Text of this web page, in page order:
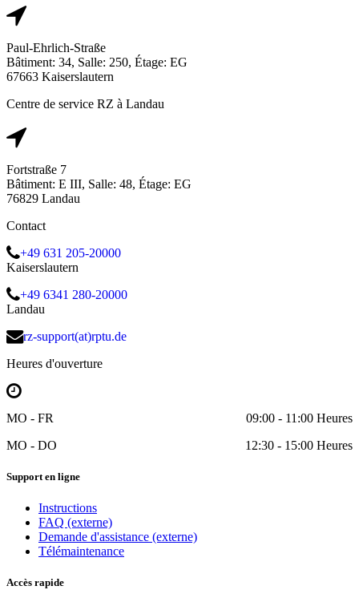
Paul-Ehrlich-Straße
Bâtiment: 34, Salle: 250, Étage: EG
67663 Kaiserslautern
Centre de service RZ à Landau
Fortstraße 7
Bâtiment: E III, Salle: 48, Étage: EG
76829 Landau
Contact
+49 631 205-20000
Kaiserslautern
+49 6341 280-20000
Landau
rz-support(at)rptu.de
Heures d'ouverture
MO - FR
09:00 - 11:00 Heures
MO - DO
12:30 - 15:00 Heures
Support en ligne
Instructions
FAQ (externe)
Demande d'assistance (externe)
Télémaintenance
Accès rapide